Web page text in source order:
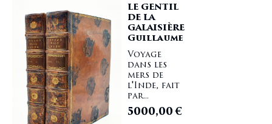
LE GENTIL
DE LA
GALAISIÈRE
Guillaume
Voyage
dans les
mers de
l'Inde, fait
par...
5000,00€